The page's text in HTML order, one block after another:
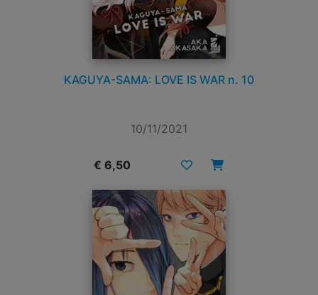
KAGUYA-SAMA: LOVE IS WAR n. 10
10/11/2021
€ 6,50